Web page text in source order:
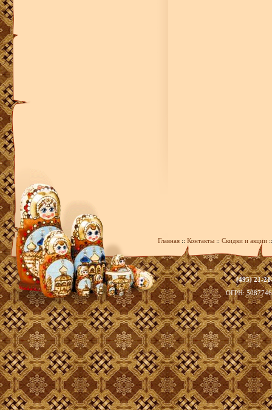
Главная :: Контакты :: Скидки и акции
(495) 21-
ОГРН: